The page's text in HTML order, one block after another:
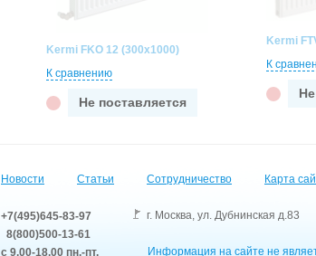
Kermi FKO 12 (300x1000)
К сравнению
Не поставляется
Kermi
К
Новости Статьи Сотрудничество Карта
+7(495)645-83-97
8(800)500-13-61
с 9.00-18.00 пн.-пт.
г. Москва, ул. Дубнинская д.83
Информация на сайте не